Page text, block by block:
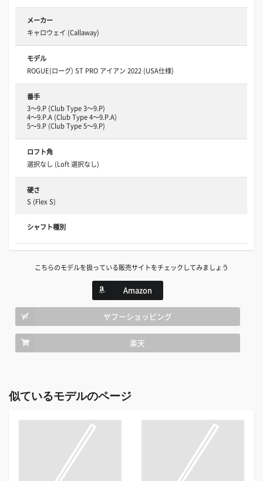
メーカー
キャロウェイ (Callaway)
モデル
ROGUE(ローグ) ST PRO アイアン 2022 (USA仕様)
番手
3～9.P (Club Type 3～9.P)
4～9.P.A (Club Type 4～9.P.A)
5～9.P (Club Type 5～9.P)
ロフト角
選択なし (Loft 選択なし)
硬さ
S (Flex S)
シャフト種別
こちらのモデルを扱っている販売サイトをチェックしてみましょう
Amazon
ヤフーショッピング
楽天
似ているモデルのページ